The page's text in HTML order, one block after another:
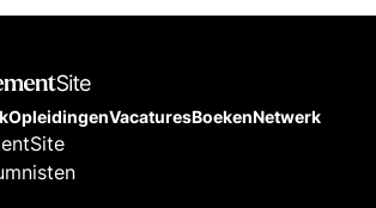
naar oplossingen te
In zijn huidige rol
hij diezelfde waarden
de politiek: mensen
stellen en keuzes
die écht impact hebben.
OpleidingenVacaturesBoekenNetwerk